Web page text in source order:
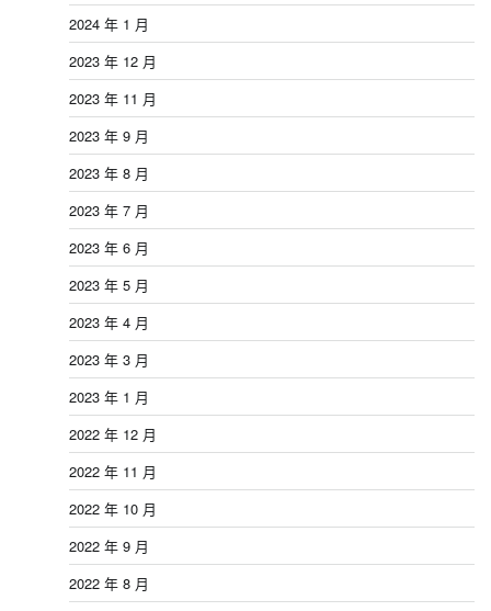
2024 年 1 月
2023 年 12 月
2023 年 11 月
2023 年 9 月
2023 年 8 月
2023 年 7 月
2023 年 6 月
2023 年 5 月
2023 年 4 月
2023 年 3 月
2023 年 1 月
2022 年 12 月
2022 年 11 月
2022 年 10 月
2022 年 9 月
2022 年 8 月